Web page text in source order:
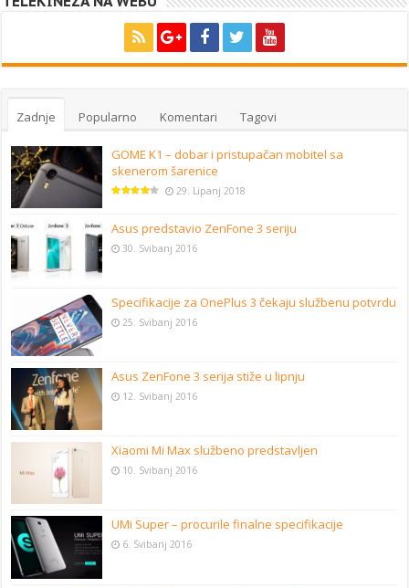
Zadnje Popularno Komentari Tagovi
GOME K1 – dobar i pristupačan mobitel sa
skenerom šarenice
29. Lipanj 2018
Asus predstavio ZenFone 3 seriju
30. Svibanj 2016
Specifikacije za OnePlus 3 čekaju službenu potvrdu
25. Svibanj 2016
Asus ZenFone 3 serija stiže u lipnju
12. Svibanj 2016
Xiaomi Mi Max službeno predstavljen
10. Svibanj 2016
UMi Super – procurile finalne specifikacije
6. Svibanj 2016